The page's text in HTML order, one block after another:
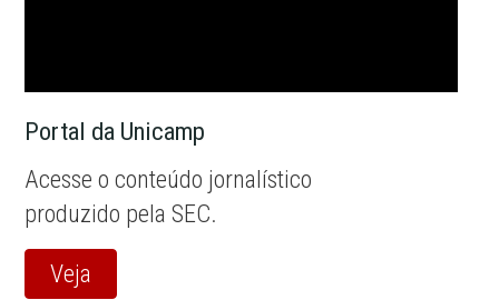
Portal da Unicamp
Acesse o conteúdo jornalístico
produzido pela SEC.
Veja